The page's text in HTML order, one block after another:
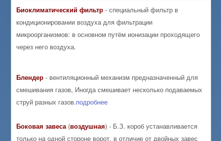
Биоклиматический фильтр - специальный фильтр в
кондиционировании воздуха для фильтрации
микроорганизмов: в основном путём ионизации проходящего
через него воздуха.
Блендер - вентиляционный механизм предназначенный для
смешивания газов, Иногда смешивает несколько подаваемых
струй разных газов.подробнее
Боковая завеса(воздушная) - Б.З. короб устанавливается
только на одной стороне ворот, в отличие от двойных завес